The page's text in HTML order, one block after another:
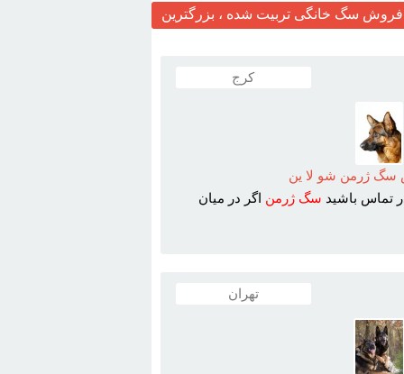
سگ خانگی تربیت شده ، بزرگترین
کرج
سگ ژرمن شو لا ين
تماس باشيد سگ ژرمن اگر در ميان
تهران